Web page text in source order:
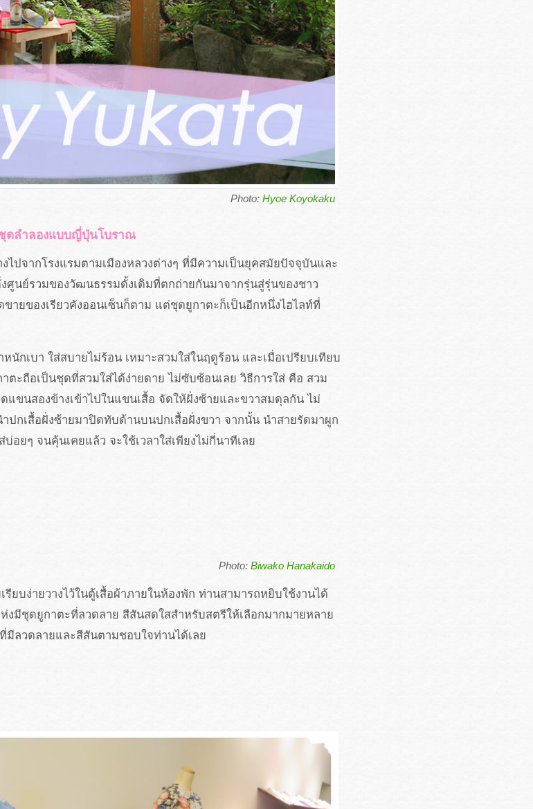
Photo: Hyoe Koyokaku
ดลำลองแบบญี่ปุ่นโบราณ
ไปจากโรงแรมตามเมืองหลวงต่างๆ ที่มีความเป็นยุคสมัยปัจจุบันและ
ศูนย์รวมของวัฒนธรรมดั้งเดิมที่ตกถ่ายกันมาจากรุ่นสู่รุ่นของชาว
ายของเรียวคังออนเซ็นก็ตาม แต่ชุดยูกาตะก็เป็นอีกหนึ่งไฮไลท์ที่
กเบา ใส่สบายไม่ร้อน เหมาะสวมใส่ในฤดูร้อน และเมื่อเปรียบเทียบ
ะถือเป็นชุดที่สวมใส่ได้ง่ายดาย ไม่ซับซ้อนเลย วิธีการใส่ คือ สวม
แขนสองข้างเข้าไปในแขนเสื้อ จัดให้ฝั่งซ้ายและขวาสมดุลกัน ไม่
ำปกเสื้อฝั่งซ้ายมาปิดทับด้านบนปกเสื้อฝั่งขวา จากนั้น นำสายรัดมาผูก
บ่อยๆ จนคุ้นเคยแล้ว จะใช้เวลาใส่เพียงไม่กี่นาทีเลย
Photo: Biwako Hanakaido
ยบง่ายวางไว้ในตู้เสื้อผ้าภายในห้องพัก ท่านสามารถหยิบใช้งานได้
งมีชุดยูกาตะที่ลวดลาย สีสันสดใสสำหรับสตรีให้เลือกมากมายหลาย
ลวดลายและสีสันตามชอบใจท่านได้เลย